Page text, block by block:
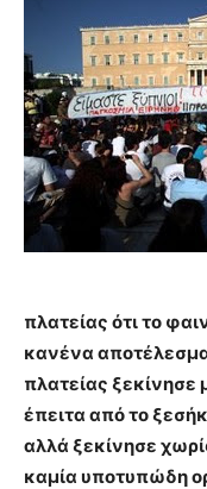
πλατείας ότι το
κανένα
πλατείας ξεκίνησε
έπειτα από το
αλλά ξεκίνησε
καμία υποτυπώδη